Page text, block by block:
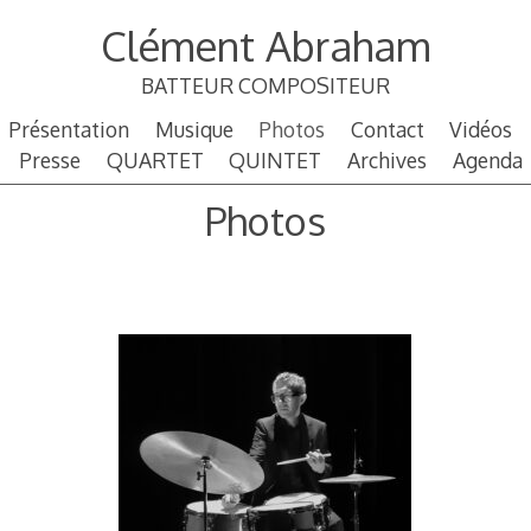
Clément Abraham
BATTEUR COMPOSITEUR
Présentation
Musique Photos Contact
Vidéos
Presse
QUARTET QUINTET Archives Agenda
Photos